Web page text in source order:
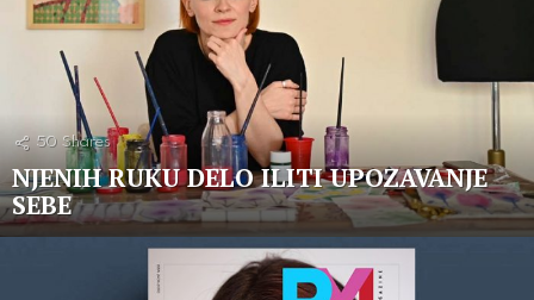
50 Shares
NJENIH RUKU DELO ILITI UPOZAVANJE
SEBE